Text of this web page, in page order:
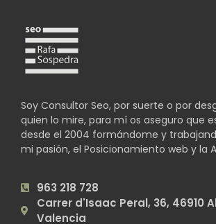
Soy Consultor Seo, por suerte o por
quien lo mire, para mí os aseguro que
desde el 2004 formándome y
mi pasión, el Posicionamiento web y la
963 218 728
Carrer d'Isaac Peral, 36, 46910
Valencia